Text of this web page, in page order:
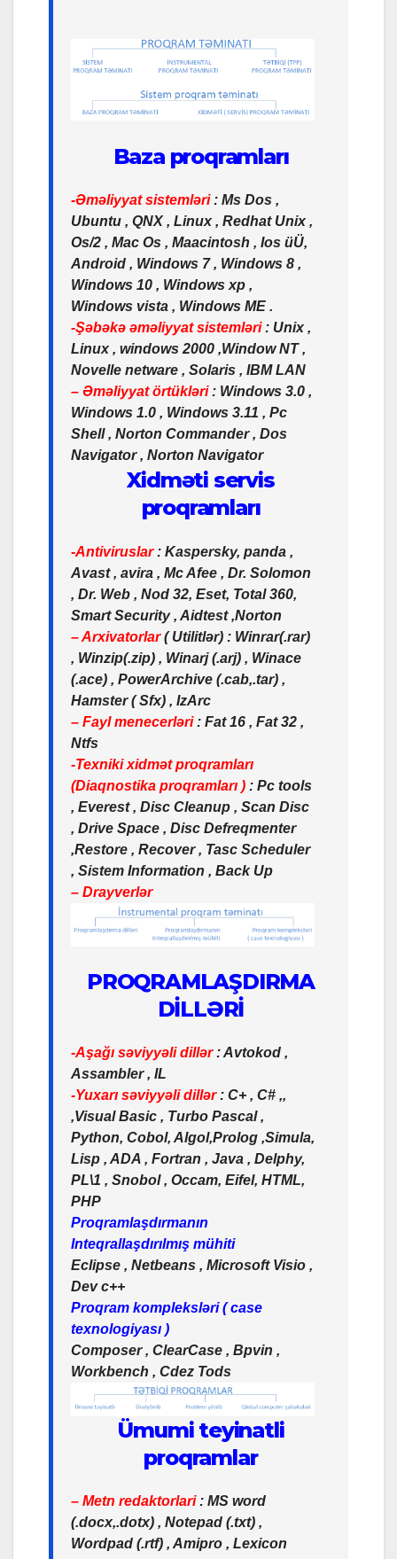
Baza proqramları
-Əməliyyat sistemləri : Ms Dos ,
Ubuntu , QNX , Linux , Redhat Unix ,
Os/2 , Mac Os , Maacintosh , Ios üÜ,
Android , Windows 7 , Windows 8 ,
Windows 10 , Windows xp ,
Windows vista , Windows ME .
-Şəbəkə əməliyyat sistemləri : Unix ,
Linux , windows 2000 ,Window NT ,
Novelle netware , Solaris , IBM LAN
– Əməliyyat örtükləri: Windows 3.0 ,
Windows 1.0 , Windows 3.11 , Pc
Shell , Norton Commander , Dos
Navigator , Norton Navigator
Xidməti servis
proqramları
-Antiviruslar : Kaspersky, panda ,
Avast , avira , Mc Afee , Dr. Solomon
, Dr. Web , Nod 32, Eset, Total 360,
Smart Security , Aidtest ,Norton
– Arxivatorlar( Utilitlər) : Winrar(.rar)
, Winzip(.zip) , Winarj (.arj) , Winace
(.ace) , PowerArchive (.cab,.tar) ,
Hamster ( Sfx) , IzArc
– Fayl menecerləri: Fat 16 , Fat 32 ,
Ntfs
-Texniki xidmət proqramları
(Diaqnostika proqramları ) : Pc tools
, Everest , Disc Cleanup , Scan Disc
, Drive Space , Disc Defreqmenter
,Restore , Recover , Tasc Scheduler
, Sistem Information , Back Up
– Drayverlər
PROQRAMLAŞDIRMA
DİLLƏRİ
-Aşağı səviyyəli dillər: Avtokod ,
Assambler , IL
-Yuxarı səviyyəli dillər: C+ , C# ,,
,Visual Basic , Turbo Pascal ,
Python, Cobol, Algol,Prolog ,Simula,
Lisp , ADA , Fortran , Java , Delphy,
PL\1 , Snobol , Occam, Eifel, HTML,
PHP
Proqramlaşdırmanın
Inteqrallaşdırılmış mühiti
Eclipse , Netbeans , Microsoft Visio ,
Dev c++
Proqram kompleksləri ( case
texnologiyası )
Composer , ClearCase , Bpvin ,
Workbench , Cdez Tods
Ümumi teyinatli
proqramlar
– Metn redaktorlari: MS word
(.docx,.dotx) , Notepad (.txt) ,
Wordpad (.rtf) , Amipro , Lexicon